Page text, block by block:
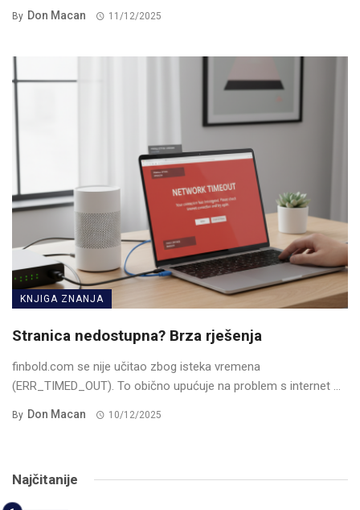
By Don Macan 11/12/2025
KNJIGA ZNANJA
Stranica nedostupna? Brza rješenja
finbold.com se nije učitao zbog isteka vremena
(ERR_TIMED_OUT). To obično upućuje na problem s internet ...
By Don Macan 10/12/2025
Najčitanije